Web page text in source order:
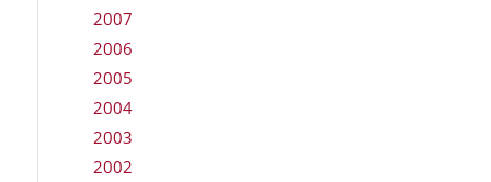
2007
2006
2005
2004
2003
2002